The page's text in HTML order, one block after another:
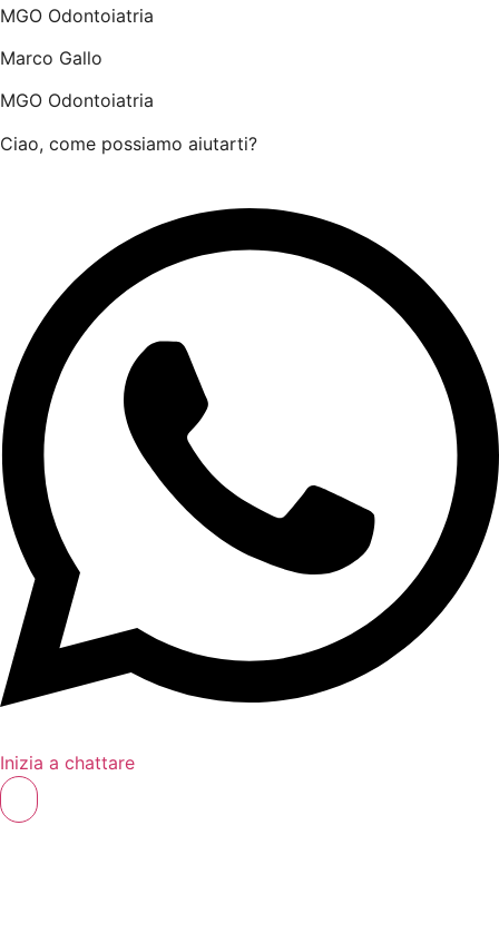
MGO Odontoiatria
Marco Gallo
MGO Odontoiatria
Ciao, come possiamo aiutarti?
Inizia a chattare